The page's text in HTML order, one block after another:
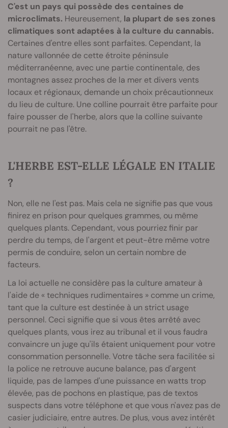
C'est un pays qui possède des centaines de
microclimats. Heureusement, la plupart de ses zones
climatiques sont adaptées à la culture du cannabis.
Certaines d'entre elles sont parfaites. Cependant, la
nature vallonnée de cette étroite péninsule
méditerranéenne, avec une partie continentale, des
montagnes assez proches de la mer et divers vents
locaux et régionaux, demande un choix précautionneux
du lieu de culture. Une colline pourrait être parfaite pour
faire pousser de l'herbe, alors que la colline suivante
pourrait ne pas l'être.
L'HERBE EST-ELLE LÉGALE EN ITALIE
?
Non, elle ne l'est pas. Mais cela ne signifie pas que vous
finirez en prison pour quelques grammes, ou même
quelques plants. Cependant, vous pourriez finir par
perdre du temps, de l'argent et peut-être même votre
permis de conduire, selon un certain nombre de
facteurs.
La loi actuelle ne considère pas la culture amateur à
l'aide de « techniques rudimentaires » comme un crime,
tant que la culture est destinée à un strict usage
personnel. Ceci signifie que si vous êtes arrêté avec
quelques plants, vous irez au tribunal et il vous faudra
convaincre un juge qu'ils étaient uniquement pour votre
consommation personnelle. Votre tâche sera facilitée si
la police ne retrouve aucune balance, pas d'argent
liquide, pas de lampes d'une puissance en watts trop
élevée, pas de pochons en plastique, pas de textos
suspects dans votre téléphone et que vous n'avez pas de
casier judiciaire, entre autres. De plus, vous avez intérêt